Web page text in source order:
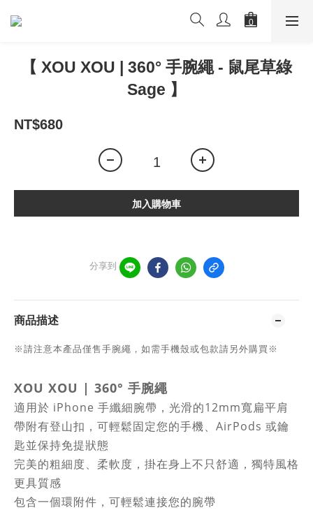
【 XOU XOU | 360° 手腕繩 - 鼠尾草綠
Sage 】
NT$680
加入購物車
分享到
商品描述
※請注意本產品僅售手腕繩，如需手機殼或包款請另外購買※
XOU XOU | 360° 手腕繩
適用於 iPhone 手纖細腕帶，光滑的12mm寬扁平肩
帶附有登山扣，可輕鬆固定您的手機、AirPods 或鑰
匙並保持免提狀態
完美的粗細度、柔軟度，掛在身上不只舒適，獨特風格
更具質感
包含一個環附件，可輕鬆連接您的腕帶